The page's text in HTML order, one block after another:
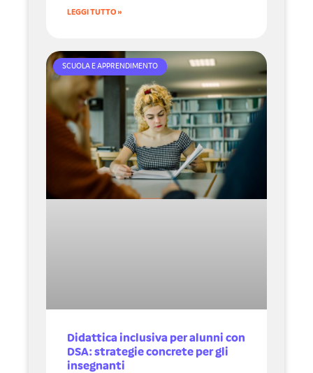
LEGGI TUTTO »
SCUOLA E APPRENDIMENTO
Didattica inclusiva per alunni con
DSA: strategie concrete per gli
insegnanti